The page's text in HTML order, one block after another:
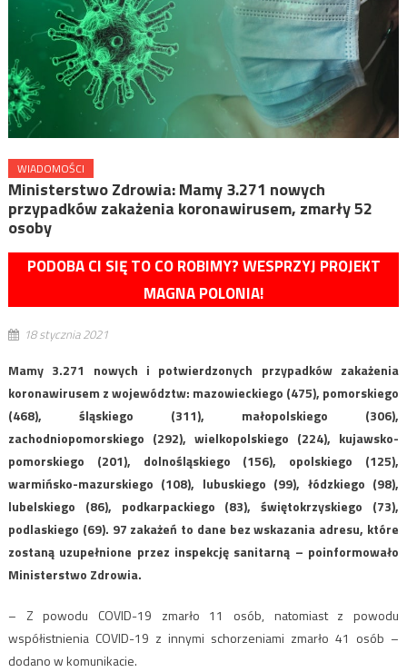
WIADOMOŚCI
Ministerstwo Zdrowia: Mamy 3.271 nowych
przypadków zakażenia koronawirusem, zmarły 52
osoby
PODOBA CI SIĘ TO CO ROBIMY? WESPRZYJ PROJEKT
MAGNA POLONIA!
18 stycznia 2021
Mamy 3.271 nowych i potwierdzonych przypadków zakażenia
koronawirusem z województw: mazowieckiego (475), pomorskiego
(468), śląskiego (311), małopolskiego (306),
zachodniopomorskiego (292), wielkopolskiego (224), kujawsko-
pomorskiego (201), dolnośląskiego (156), opolskiego (125),
warmińsko-mazurskiego (108), lubuskiego (99), łódzkiego (98),
lubelskiego (86), podkarpackiego (83), świętokrzyskiego (73),
podlaskiego (69). 97 zakażeń to dane bez wskazania adresu, które
zostaną uzupełnione przez inspekcję sanitarną – poinformowało
Ministerstwo Zdrowia.
– Z powodu COVID-19 zmarło 11 osób, natomiast z powodu
współistnienia COVID-19 z innymi schorzeniami zmarło 41 osób –
dodano w komunikacie.